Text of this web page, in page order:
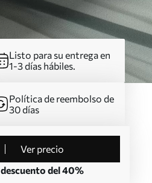
Listo para su entrega en
1-3 días hábiles.
Política de reembolso de
30 días
Ver precio
descuento del 40%